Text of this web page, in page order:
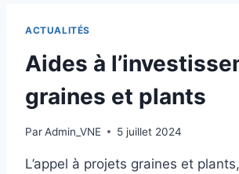
PLANTER
VÉGÉTAL
LOCAL
ZONE
EST
ACTUALITÉS
Aides à
graines et plants
ParAdmin_VNE 5 juillet 2024
L’appel à projets graines et